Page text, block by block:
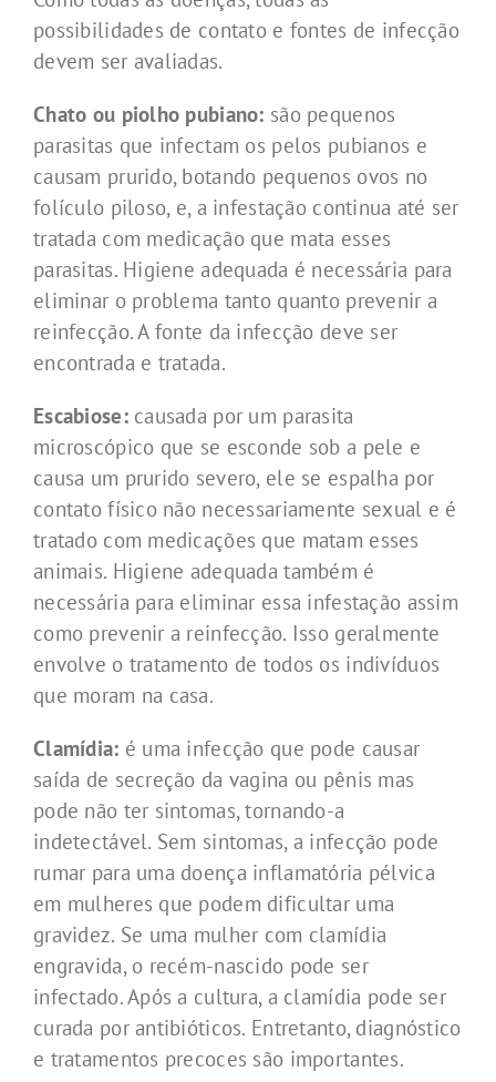
possibilidades de contato e fontes de infecção
devem ser avaliadas.
Chato ou piolho pubiano: são pequenos
parasitas que infectam os pelos pubianos e
causam prurido, botando pequenos ovos no
folículo piloso, e, a infestação continua até ser
tratada com medicação que mata esses
parasitas. Higiene adequada é necessária para
eliminar o problema tanto quanto prevenir a
reinfecção. A fonte da infecção deve ser
encontrada e tratada.
Escabiose:causada por um parasita
microscópico que se esconde sob a pele e
causa um prurido severo, ele se espalha por
contato físico não necessariamente sexual e é
tratado com medicações que matam esses
animais. Higiene adequada também é
necessária para eliminar essa infestação assim
como prevenir a reinfecção. Isso geralmente
envolve o tratamento de todos os indivíduos
que moram na casa.
Clamídia: é uma infecção que pode causar
saída de secreção da vagina ou pênis mas
pode não ter sintomas, tornando-a
indetectável. Sem sintomas, a infecção pode
rumar para uma doença inflamatória pélvica
em mulheres que podem dificultar uma
gravidez. Se uma mulher com clamídia
engravida, o recém-nascido pode ser
infectado. Após a cultura, a clamídia pode ser
curada por antibióticos. Entretanto, diagnóstico
e tratamentos precoces são importantes.